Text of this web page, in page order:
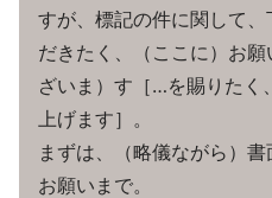
すが、標記の件に関して
だきたく、（ここに）お
ざいま）す［…を賜りたく
上げます］。
まずは、（略儀ながら
お願いまで。